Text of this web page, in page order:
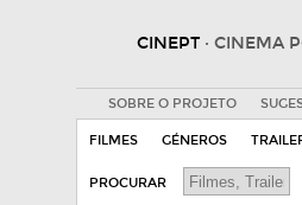
CINEPT · CINEMA
SOBRE O PROJETO
FILMES GÉNEROS
PROCURAR